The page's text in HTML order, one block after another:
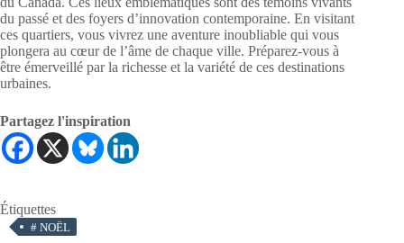
du passé et des foyers d’innovation contemporaine. En visitant
ces quartiers, vous vivrez une aventure inoubliable qui vous
plongera au cœur de l’âme de chaque ville. Préparez-vous à
être émerveillé par la richesse et la variété de ces destinations
urbaines.
Partagez l'inspiration
Étiquettes
# NOËL